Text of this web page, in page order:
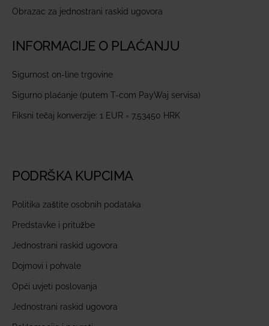
Obrazac za jednostrani raskid ugovora
INFORMACIJE O PLAĆANJU
Sigurnost on-line trgovine
Sigurno plaćanje (putem T-com PayWaj servisa)
Fiksni tečaj konverzije: 1 EUR = 7,53450 HRK
PODRŠKA KUPCIMA
Politika zaštite osobnih podataka
Predstavke i pritužbe
Jednostrani raskid ugovora
Dojmovi i pohvale
Opći uvjeti poslovanja
Jednostrani raskid ugovora